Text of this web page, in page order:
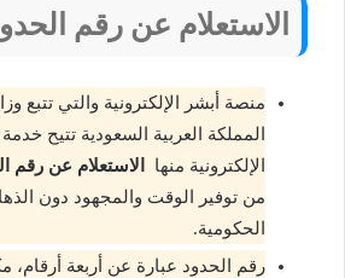
الاستعلام عن رقم
منصة أبشر الإلكترونية والتي تتبع
المملكة العربية السعودية تتيح
الإلكترونية منها
الاستعلام عن رقم
من توفير الوقت والمجهود دون
الحكومية.
رقم الحدود عبارة عن أربعة أرقام،